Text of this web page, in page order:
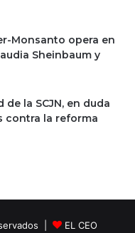
Monsanto opera en
Sheinbaum y
la SCJN, en duda
contra la reforma
| EL CEO